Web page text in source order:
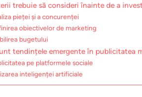
trebuie să consideri înainte de a
pieței și a concurenței
obiectivelor de marketing
bugetului
tendințele emergente în publicitatea
pe platformele sociale
inteligenței artificiale